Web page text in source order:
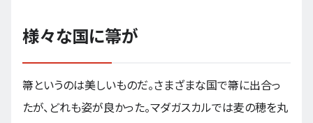
様々な国に箒が
箒というのは美しいものだ。さまざまな国で箒に出合っ
たが、どれも姿が良かった。マダガスカルでは麦の穂を丸